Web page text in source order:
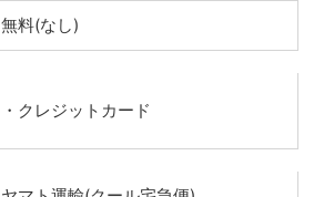
無料(なし)
・クレジットカード